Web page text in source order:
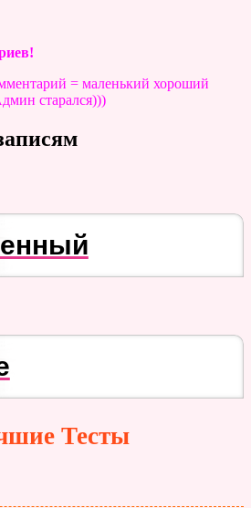
= маленький хороший
старался)))
Тесты